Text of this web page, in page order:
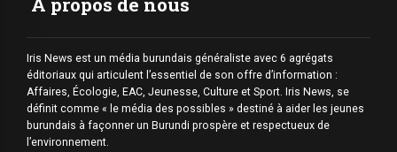
Iris News est un média burundais généraliste avec 6 agrégats
éditoriaux qui articulent l’essentiel de son offre d’information :
Affaires, Écologie, EAC, Jeunesse, Culture et Sport. Iris News, se
définit comme « le média des possibles » destiné à aider les jeunes
burundais à façonner un Burundi prospère et respectueux de
l’environnement.